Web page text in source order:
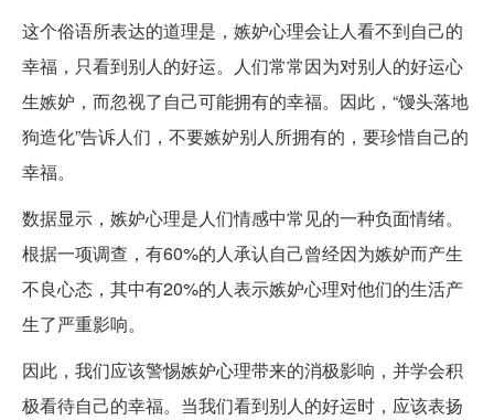
这个俗语所表达的道理是，嫉妒心理会让人看不到自己的
幸福，只看到别人的好运。人们常常因为对别人的好运心
生嫉妒，而忽视了自己可能拥有的幸福。因此，“馒头落地
狗造化”告诉人们，不要嫉妒别人所拥有的，要珍惜自己的
幸福。
数据显示，嫉妒心理是人们情感中常见的一种负面情绪。
根据一项调查，有60%的人承认自己曾经因为嫉妒而产生
不良心态，其中有20%的人表示嫉妒心理对他们的生活产
生了严重影响。
因此，我们应该警惕嫉妒心理带来的消极影响，并学会积
极看待自己的幸福。当我们看到别人的好运时，应该表扬